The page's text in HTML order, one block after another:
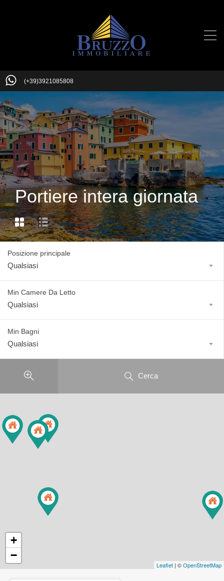
(+39)3921085808
Portiere intera giornata
Posizione principale
Qualsiasi
Min Camere Da Letto
Qualsiasi
Min Bagni
Qualsiasi
Cerca
+
−
Leaflet | ©OpenStreetMap